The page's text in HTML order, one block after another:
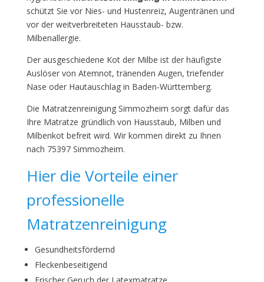
schützt Sie vor Nies- und Hustenreiz, Augentränen und
vor der weitverbreiteten Hausstaub- bzw.
Milbenallergie.
Der ausgeschiedene Kot der Milbe ist der häufigste
Auslöser von Atemnot, tränenden Augen, triefender
Nase oder Hautauschlag in Baden-Württemberg.
Die Matratzenreinigung Simmozheim sorgt dafür das
Ihre Matratze gründlich von Hausstaub, Milben und
Milbenkot befreit wird. Wir kommen direkt zu Ihnen
nach 75397 Simmozheim.
Hier die Vorteile einer
professionelle
Matratzenreinigung
Gesundheitsfördernd
Fleckenbeseitigend